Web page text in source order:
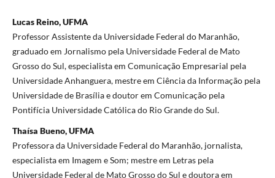
Lucas Reino, UFMA
Professor Assistente da Universidade Federal do Maranhão,
graduado em Jornalismo pela Universidade Federal de Mato
Grosso do Sul, especialista em Comunicação Empresarial pela
Universidade Anhanguera, mestre em Ciência da Informação pela
Universidade de Brasília e doutor em Comunicação pela
Pontifícia Universidade Católica do Rio Grande do Sul.
Thaísa Bueno, UFMA
Professora da Universidade Federal do Maranhão, jornalista,
especialista em Imagem e Som; mestre em Letras pela
Universidade Federal de Mato Grosso do Sul e doutora em